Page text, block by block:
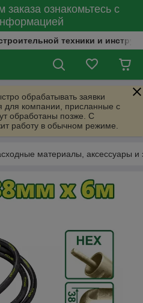
ознакомьтесь с
техники и
обрабатывать заявки
для компании, присланные с
обработаны позже. С
работу в обычном режиме.
материалы, аксессуары и